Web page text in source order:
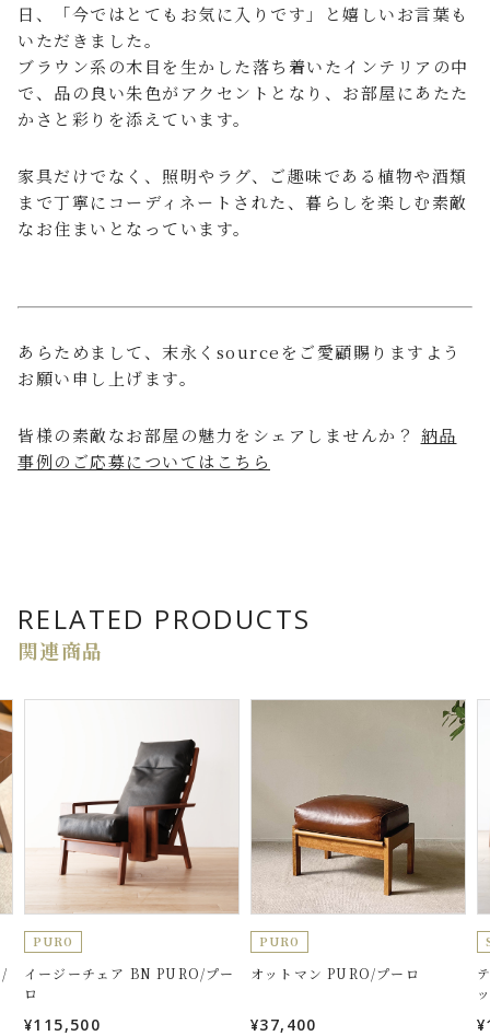
日、「今ではとてもお気に入りです」と嬉しいお言葉も
いただきました。
ブラウン系の木目を生かした落ち着いたインテリアの中
で、品の良い朱色がアクセントとなり、お部屋にあたた
かさと彩りを添えています。
家具だけでなく、照明やラグ、ご趣味である植物や酒類
まで丁寧にコーディネートされた、暮らしを楽しむ素敵
なお住まいとなっています。
あらためまして、末永くsourceをご愛顧賜りますよう
お願い申し上げます。
皆様の素敵なお部屋の魅力をシェアしませんか？ 納品
事例のご応募についてはこちら
RELATED PRODUCTS
関連商品
PURO
イージーチェア BN PURO/プー
ロ
¥115,500
PURO
オットマン PURO/プーロ
¥37,400